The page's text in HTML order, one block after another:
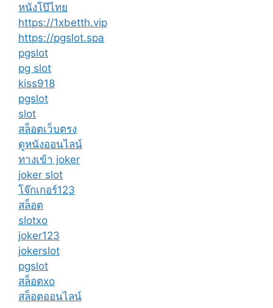
หนังโป๊ไทย
https://1xbetth.vip
https://pgslot.spa
pgslot
pg slot
kiss918
pgslot
slot
สล็อตเว็บตรง
ดูหนังออนไลน์
ทางเข้า joker
joker slot
โจ๊กเกอร์123
สล็อต
slotxo
joker123
jokerslot
pgslot
สล็อตxo
สล็อตออนไลน์